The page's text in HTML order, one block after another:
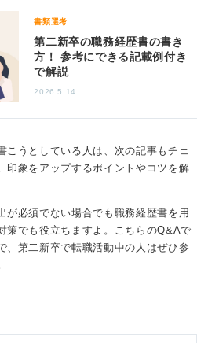
さや誠実さを見てくれる企業が増え
ことは「この半年で自分は何を学
としているか」をしっかり言葉に
のです。
作る際には、まず業務内容を簡潔に
の言葉で丁寧に伝えましょう。
慣れない業務に苦労したけれど、自
、自主的に勉強したこと」や「仕事
ではなく、「短いからこそ得たも
とらえる姿勢が、かえって好印象
書類選考
第二新卒の職務経歴書の書き
方！ 参考にできる記載例付き
で解説
2026.5.14
こうとしている人は、次の記事もチェ
印象をアップするポイントやコツを解
が必須でない場合でも職務経歴書を用
策でも役立ちますよ。こちらのQ&Aで
、第二新卒で転職活動中の人はぜひ参